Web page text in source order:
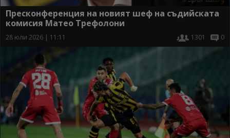
Пресконференция на новият шеф на съдийската
комисия Матео Трефолони
28 юли 2026 | 11:11 1301 0